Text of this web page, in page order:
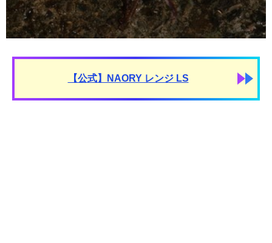
【公式】NAORY レンジ LS